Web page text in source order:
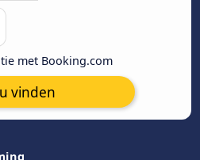
met Booking.com
vinden